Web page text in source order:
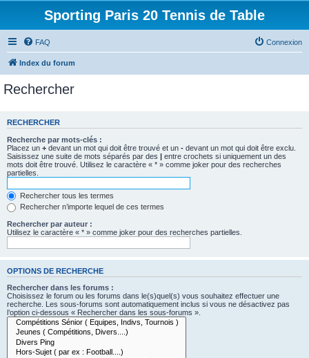
Sporting Paris 20 Tennis de Table
FAQ Connexion
Index du forum
Rechercher
RECHERCHER
Recherche par mots-clés :
Placez un + devant un mot qui doit être trouvé et un - devant un mot qui doit être exclu.
Saisissez une suite de mots séparés par des | entre crochets si uniquement un des
mots doit être trouvé. Utilisez le caractère « * » comme joker pour des recherches
partielles.
Rechercher tous les termes
Rechercher n’importe lequel de ces termes
Rechercher par auteur :
Utilisez le caractère « * » comme joker pour des recherches partielles.
OPTIONS DE RECHERCHE
Rechercher dans les forums :
Choisissez le forum ou les forums dans le(s)quel(s) vous souhaitez effectuer une
recherche. Les sous-forums sont automatiquement inclus si vous ne désactivez pas
l’option ci-dessous « Rechercher dans les sous-forums ».